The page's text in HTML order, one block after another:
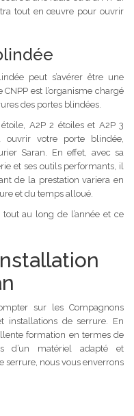
tout en œuvre pour ouvrir
peut s’avérer être une
est l’organisme chargé
des portes blindées.
A2P 2 étoiles et A2P 3
votre porte blindée,
Saran. En effet, avec sa
et ses outils performants, il
de la prestation variera en
et du temps alloué.
au long de l’année et ce
sur les Compagnons
installations de serrure. En
formation en termes de
d’un matériel adapté et
serrure, nous vous enverrons